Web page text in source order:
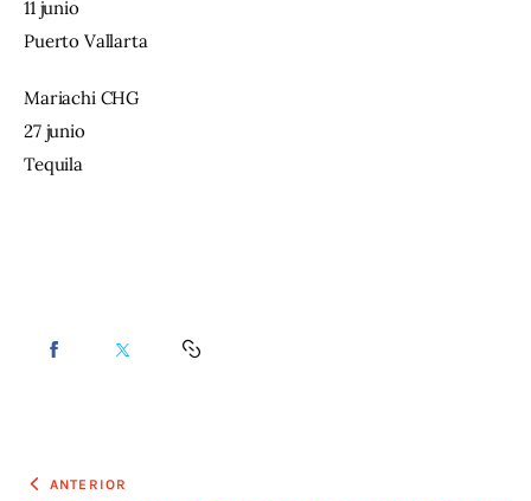
11 junio
Puerto Vallarta
Mariachi CHG
27 junio
Tequila
ANTERIOR